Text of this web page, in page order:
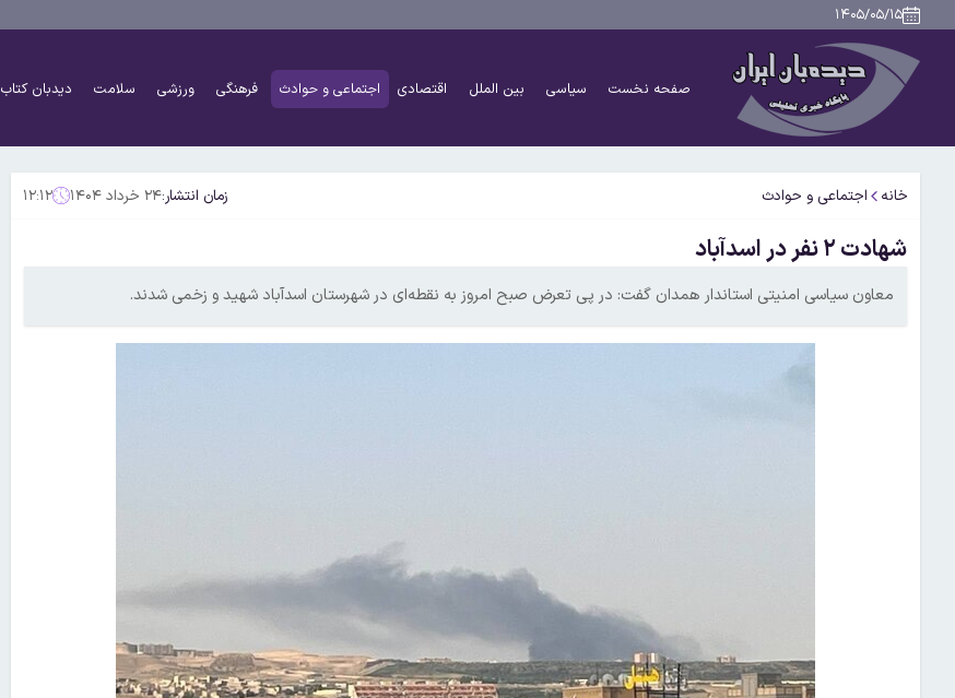
۱۴۰۵/۰۵/۱۵
صفحه نخست سیاسی بین الملل اقتصادی اجتماعی و حوادث فرهنگی ورزشی سلامت دیدبان کتاب
خانه اجتماعی و حوادث زمان انتشار:۲۴ خرداد ۱۴۰۴ ۱۲:۱۲
شهادت ۲ نفر در اسدآباد
معاون سیاسی امنیتی استاندار همدان گفت: در پی تعرض صبح امروز به نقطه‌ای در شهرستان اسدآباد شهید و زخمی شدند.